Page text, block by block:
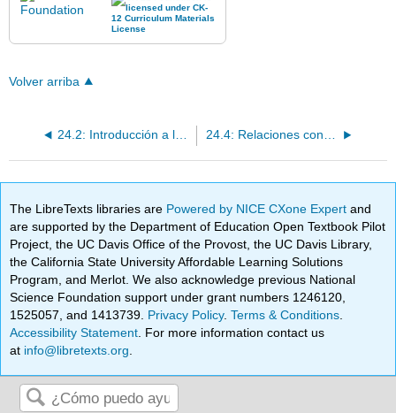
Volver arriba
24.2: Introducción a la Ecología
The LibreTexts libraries are Powered by NICE CXone Expertand
are supported by the Department of Education Open Textbook Pilot
Project, the UC Davis Office of the Provost, the UC Davis Library,
the California State University Affordable Learning Solutions
Program, and Merlot. We also acknowledge previous National
Science Foundation support under grant numbers 1246120,
1525057, and 1413739. Privacy Policy.Terms & Conditions
Accessibility Statement . For more information contact us
at info@libretexts.org